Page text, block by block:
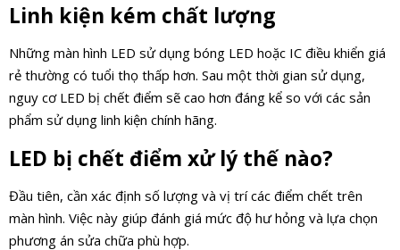
Linh kiện kém chất lượng
Những màn hình LED sử dụng bóng LED hoặc IC điều khiển giá
rẻ thường có tuổi thọ thấp hơn. Sau một thời gian sử dụng,
nguy cơ LED bị chết điểm sẽ cao hơn đáng kể so với các sản
phẩm sử dụng linh kiện chính hãng.
LED bị chết điểm xử lý thế nào?
Đầu tiên, cần xác định số lượng và vị trí các điểm chết trên
màn hình. Việc này giúp đánh giá mức độ hư hỏng và lựa chọn
phương án sửa chữa phù hợp.